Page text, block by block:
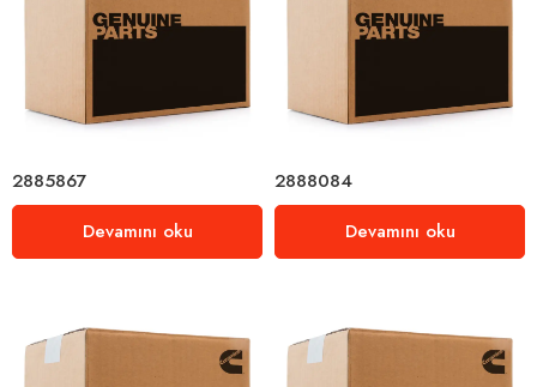
2885867
Devamını oku
2888084
Devamını oku